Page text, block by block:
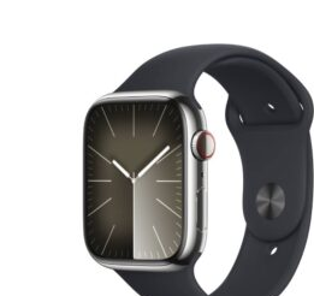
era:
1.009,00€.
è:
649,00€.